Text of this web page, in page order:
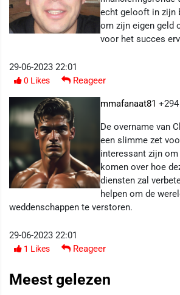
echt gelooft in zijn
om zijn eigen geld
voor het succes
29-06-2023 22:01
0 Likes Reageer
mmafanaat81 +294
De overname van
een slimme zet
interessant zijn
komen over hoe
diensten zal
helpen om de
weddenschappen te verstoren.
29-06-2023 22:01
1 Likes Reageer
Meest gelezen